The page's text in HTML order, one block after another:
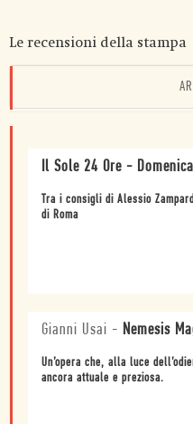
Le recensioni della stampa
Il Sole 24 Ore - Domenica
Tra i consigli di Alessio
di Roma
Gianni Usai - Nemesis
Un’opera che, alla luce
ancora attuale e preziosa.